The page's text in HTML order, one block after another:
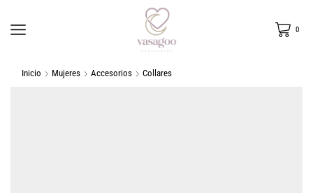
0
Inicio Mujeres Accesorios Collares